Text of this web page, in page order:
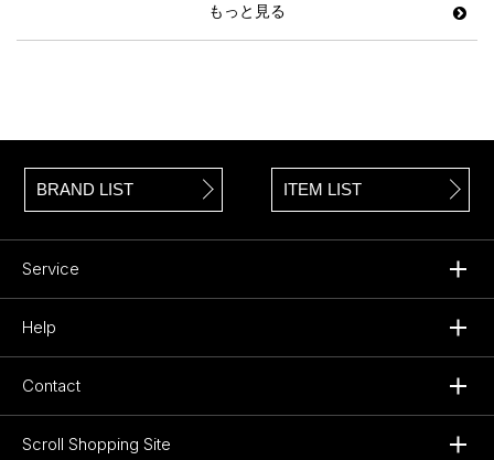
もっと見る
BRAND LIST ITEM LIST
Service
Help
Contact
Scroll Shopping Site